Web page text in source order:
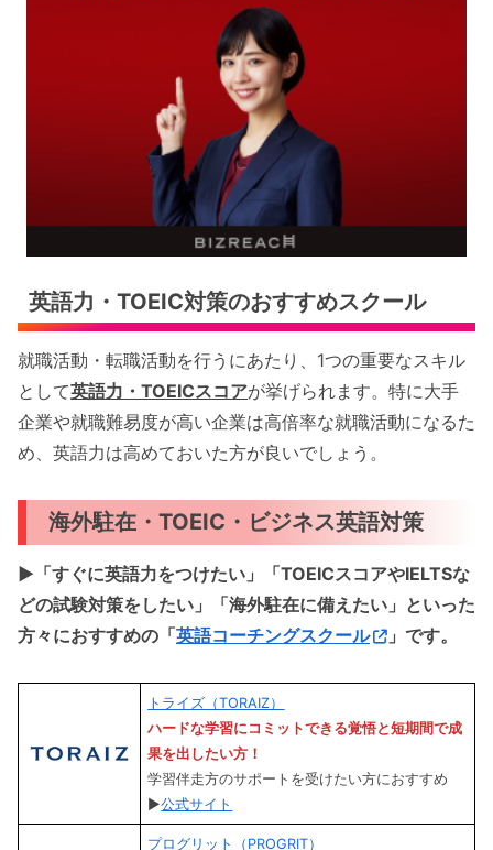
英語力・TOEIC対策のおすすめスクール
就職活動・転職活動を行うにあたり、1つの重要なスキル
として英語力・TOEICスコアが挙げられます。特に大手
企業や就職難易度が高い企業は高倍率な就職活動になるた
め、英語力は高めておいた方が良いでしょう。
海外駐在・TOEIC・ビジネス英語対策
▶︎「すぐに英語力をつけたい」「TOEICスコアやIELTSな
どの試験対策をしたい」「海外駐在に備えたい」といった
方々におすすめの「英語コーチングスクール 」です。
トライズ（TORAIZ）
ハードな学習にコミットできる覚悟と短期間で成
果を出したい方 ！
学習伴走方のサポートを受けたい方におすすめ
▶︎公式サイト
プログリット（PROGRIT）